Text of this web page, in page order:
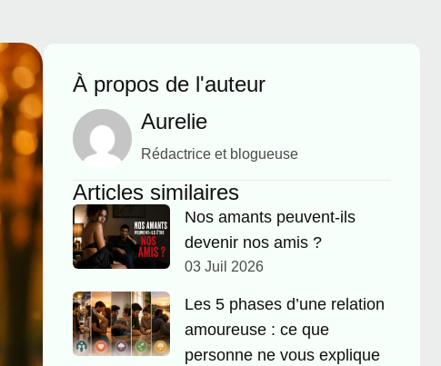
À propos de l'auteur
Aurelie
Rédactrice et blogueuse
Articles similaires
Nos amants peuvent-ils
devenir nos amis ?
03 Juil 2026
Les 5 phases d’une relation
amoureuse : ce que
personne ne vous explique